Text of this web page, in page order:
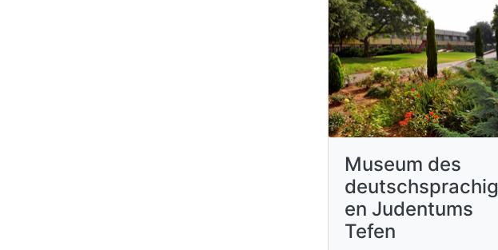
Museum des
deutschsprachig
en Judentums
Tefen